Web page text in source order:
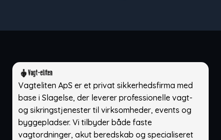
Vagteliten ApS er et privat sikkerhedsfirma med
base i Slagelse, der leverer professionelle vagt-
og sikringstjenester til virksomheder, events og
byggepladser. Vi tilbyder både faste
vagtordninger, akut beredskab og specialiseret